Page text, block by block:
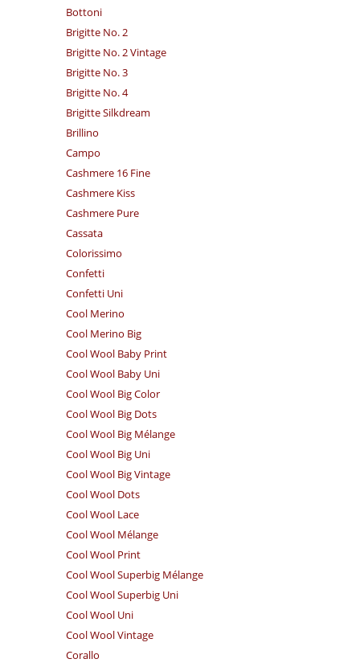
Bottoni
Brigitte No. 2
Brigitte No. 2 Vintage
Brigitte No. 3
Brigitte No. 4
Brigitte Silkdream
Brillino
Campo
Cashmere 16 Fine
Cashmere Kiss
Cashmere Pure
Cassata
Colorissimo
Confetti
Confetti Uni
Cool Merino
Cool Merino Big
Cool Wool Baby Print
Cool Wool Baby Uni
Cool Wool Big Color
Cool Wool Big Dots
Cool Wool Big Mélange
Cool Wool Big Uni
Cool Wool Big Vintage
Cool Wool Dots
Cool Wool Lace
Cool Wool Mélange
Cool Wool Print
Cool Wool Superbig Mélange
Cool Wool Superbig Uni
Cool Wool Uni
Cool Wool Vintage
Corallo